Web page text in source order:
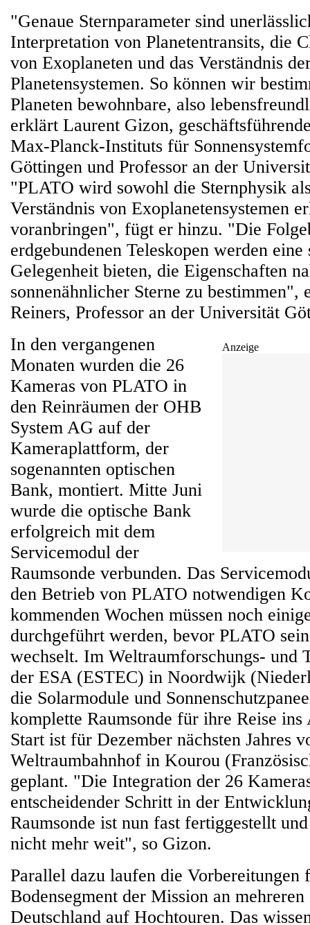
"Genaue Sternparameter sind
Interpretation von Planetentransits, die
von Exoplaneten und das Verständnis
Planetensystemen. So können wir
Planeten bewohnbare, also
erklärt Laurent Gizon,
Max-Planck-Instituts für
Göttingen und Professor an der
"PLATO wird sowohl die Sternphysik
Verständnis von Exoplanetensystemen
voranbringen", fügt er hinzu. "Die
erdgebundenen Teleskopen werden eine
Gelegenheit bieten, die Eigenschaften
sonnenähnlicher Sterne zu bestimmen",
Reiners, Professor an der Universität
Anzeige
In den vergangenen
Monaten wurden die 26
Kameras von PLATO in
den Reinräumen der OHB
System AG auf der
Kameraplattform, der
sogenannten optischen
Bank, montiert. Mitte Juni
wurde die optische Bank
erfolgreich mit dem
Servicemodul der
Raumsonde verbunden. Das
den Betrieb von PLATO notwendigen
kommenden Wochen müssen noch
durchgeführt werden, bevor PLATO
wechselt. Im Weltraumforschungs- und
der ESA (ESTEC) in Noordwijk
die Solarmodule und
komplette Raumsonde für ihre Reise
Start ist für Dezember nächsten Jahres
Weltraumbahnhof in Kourou
geplant. "Die Integration der 26
entscheidender Schritt in der
Raumsonde ist nun fast fertiggestellt
nicht mehr weit", so Gizon.
Parallel dazu laufen die Vorbereitungen
Bodensegment der Mission an
Deutschland auf Hochtouren. Das